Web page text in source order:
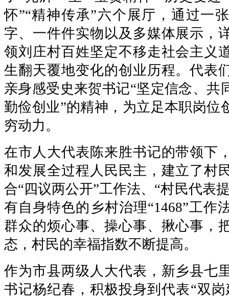
怀”“精神传承”六个展厅，通过一
字、一件件实物以及多媒体展示，
领刘庄村百姓坚定不移走社会主义
生翻天覆地变化的创业历程。代表
亲身感受史来贺书记“坚定信念、共
勤俭创业”的精神，为立足本职岗位
穷动力。
在市人大代表陈来胜书记的带领下
和发展全过程人民民主，建立了村
合“四议两公开”工作法、“村民代表
有自身特色的乡村治理“1468”工作
群众的烦心事、操心事、揪心事，
态，村民的幸福指数不断提高。
作为市县两级人大代表，新乡县七
书记杨纪春，积极投身到代表“双